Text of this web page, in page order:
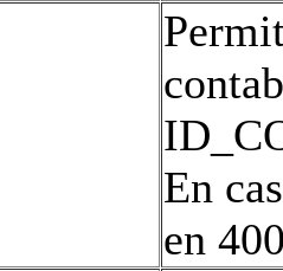
En
en